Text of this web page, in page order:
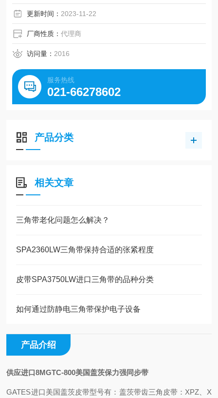
更新时间： 2023-11-22
厂商性质：代理商
访问量： 2016
服务热线
021-66278602
产品分类
相关文章
三角带老化问题怎么解决？
SPA2360LW三角带保持合适的张紧程度
皮带SPA3750LW进口三角带的品种分类
如何通过防静电三角带保护电子设备
产品介绍
供应进口8MGTC-800美国盖茨保力强同步带
GATES进口美国盖茨皮带型号有： 盖茨带齿三角皮带：XPZ、X